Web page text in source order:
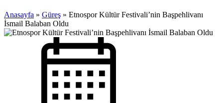
Anasayfa » Güreş » Etnospor Kültür Festivali’nin Başpehlivanı
İsmail Balaban Oldu